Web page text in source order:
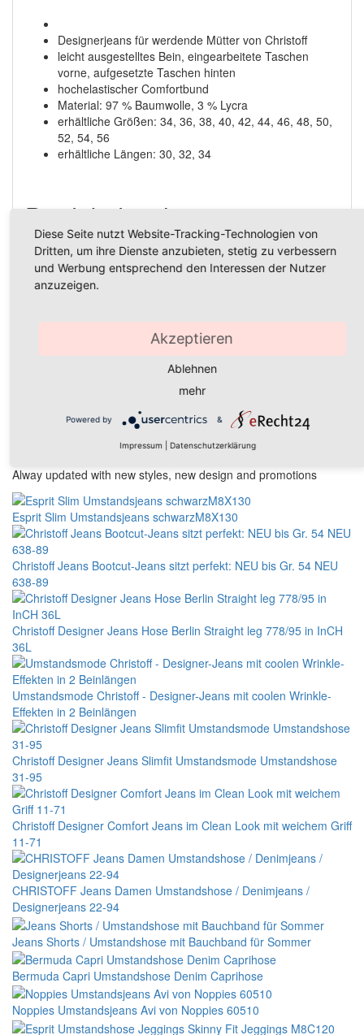
Designerjeans für werdende Mütter von Christoff
leicht ausgestelltes Bein, eingearbeitete Taschen
vorne, aufgesetzte Taschen hinten
hochelastischer Comfortbund
Material: 97 % Baumwolle, 3 % Lycra
erhältliche Größen: 34, 36, 38, 40, 42, 44, 46, 48, 50,
52, 54, 56
erhältliche Längen: 30, 32, 34
Produktdetails
Die Umstandsjeans ~Paris~ von Christoff hat ein leicht
ausgestelltes Bein, vorne eingearbeitete und hinten
aufgesetzte Taschen und einen hochelastischen,
formstabilen Comfortbund aus „Meryl Skinlife“. Die vertikale
aus 97 % Baumwolle und 3 % Lycra. Sie ist in den EU-
Damengrößen 34 bis 56 und in den Längen 30, 32 und 34
für eine Innenbeinlänge von 76-77, 82-84 oder 89-90 cm
erhältlich, wobei die Fußweite 26 cm in Größe 38 beträgt.
Weitere Produkte aus dieser Kategorie
Alway updated with new styles, new design and promotions
Esprit Slim Umstandsjeans schwarzM8X130
Christoff Jeans Bootcut-Jeans sitzt perfekt: NEU bis Gr. 54 NEU
638-89
Christoff Designer Jeans Hose Berlin Straight leg 778/95 in InCH
36L
Umstandsmode Christoff - Designer-Jeans mit coolen Wrinkle-
Effekten in 2 Beinlängen
Christoff Designer Jeans Slimfit Umstandsmode Umstandshose
31-95
Christoff Designer Comfort Jeans im Clean Look mit weichem Griff
11-71
CHRISTOFF Jeans Damen Umstandshose / Denimjeans /
Designerjeans 22-94
Jeans Shorts / Umstandshose mit Bauchband für Sommer
Bermuda Capri Umstandshose Denim Caprihose
Noppies Umstandsjeans Avi von Noppies 60510
Diese Seite nutzt Website-Tracking-Technologien von
Dritten, um ihre Dienste anzubieten, stetig zu verbessern
und Werbung entsprechend den Interessen der Nutzer
anzuzeigen.
Akzeptieren
Ablehnen
mehr
Powered by &
Impressum Datenschutzerklärung